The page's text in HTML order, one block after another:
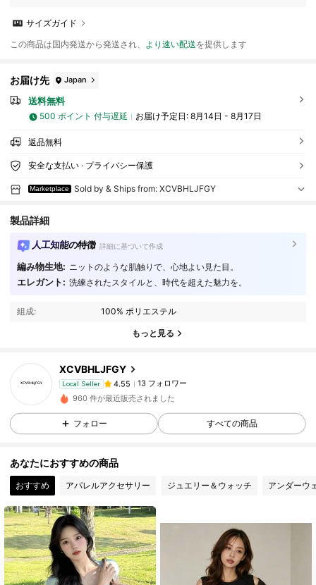
サイズガイド
この商品は国内発送から発送され、
より速い配送を提供します
お届け先 Japan
送料無料
500 ポイント 付与遅延 お届け予定日: 8月14日 - 8月17日
返品無料
安全な支払い · プライバシー保護
Marketplace Sold by & Ships from: XCVBHLJFGY
製品詳細
人工知能の特徴 詳細に基づいて作成
編み物生地: ニットのような肌触りで、心地よい見た目。
エレガント: 洗練されたスタイルと、時代を超えた魅力を。
組成: 100% ポリエステル
もっと見る
XCVBHLJFGY
Local Seller
4.55 13 フォロワー
4.55 13 フォロワー
13 フォロワー
4.55
13 フォロワー
a***b
4.55
13 フォロワー
13 フォロワー
4.55 13 フォロワー
960 件が最近販売されました
フォロー すべての商品
あなたにおすすめの商品
おすすめ アパレルアクセサリー ジュエリー＆ウォッチ アンダーウ